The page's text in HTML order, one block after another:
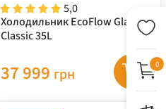
0
5,0
Холодильник EcoFlow Glacier
Classic 35L
37 999 грн